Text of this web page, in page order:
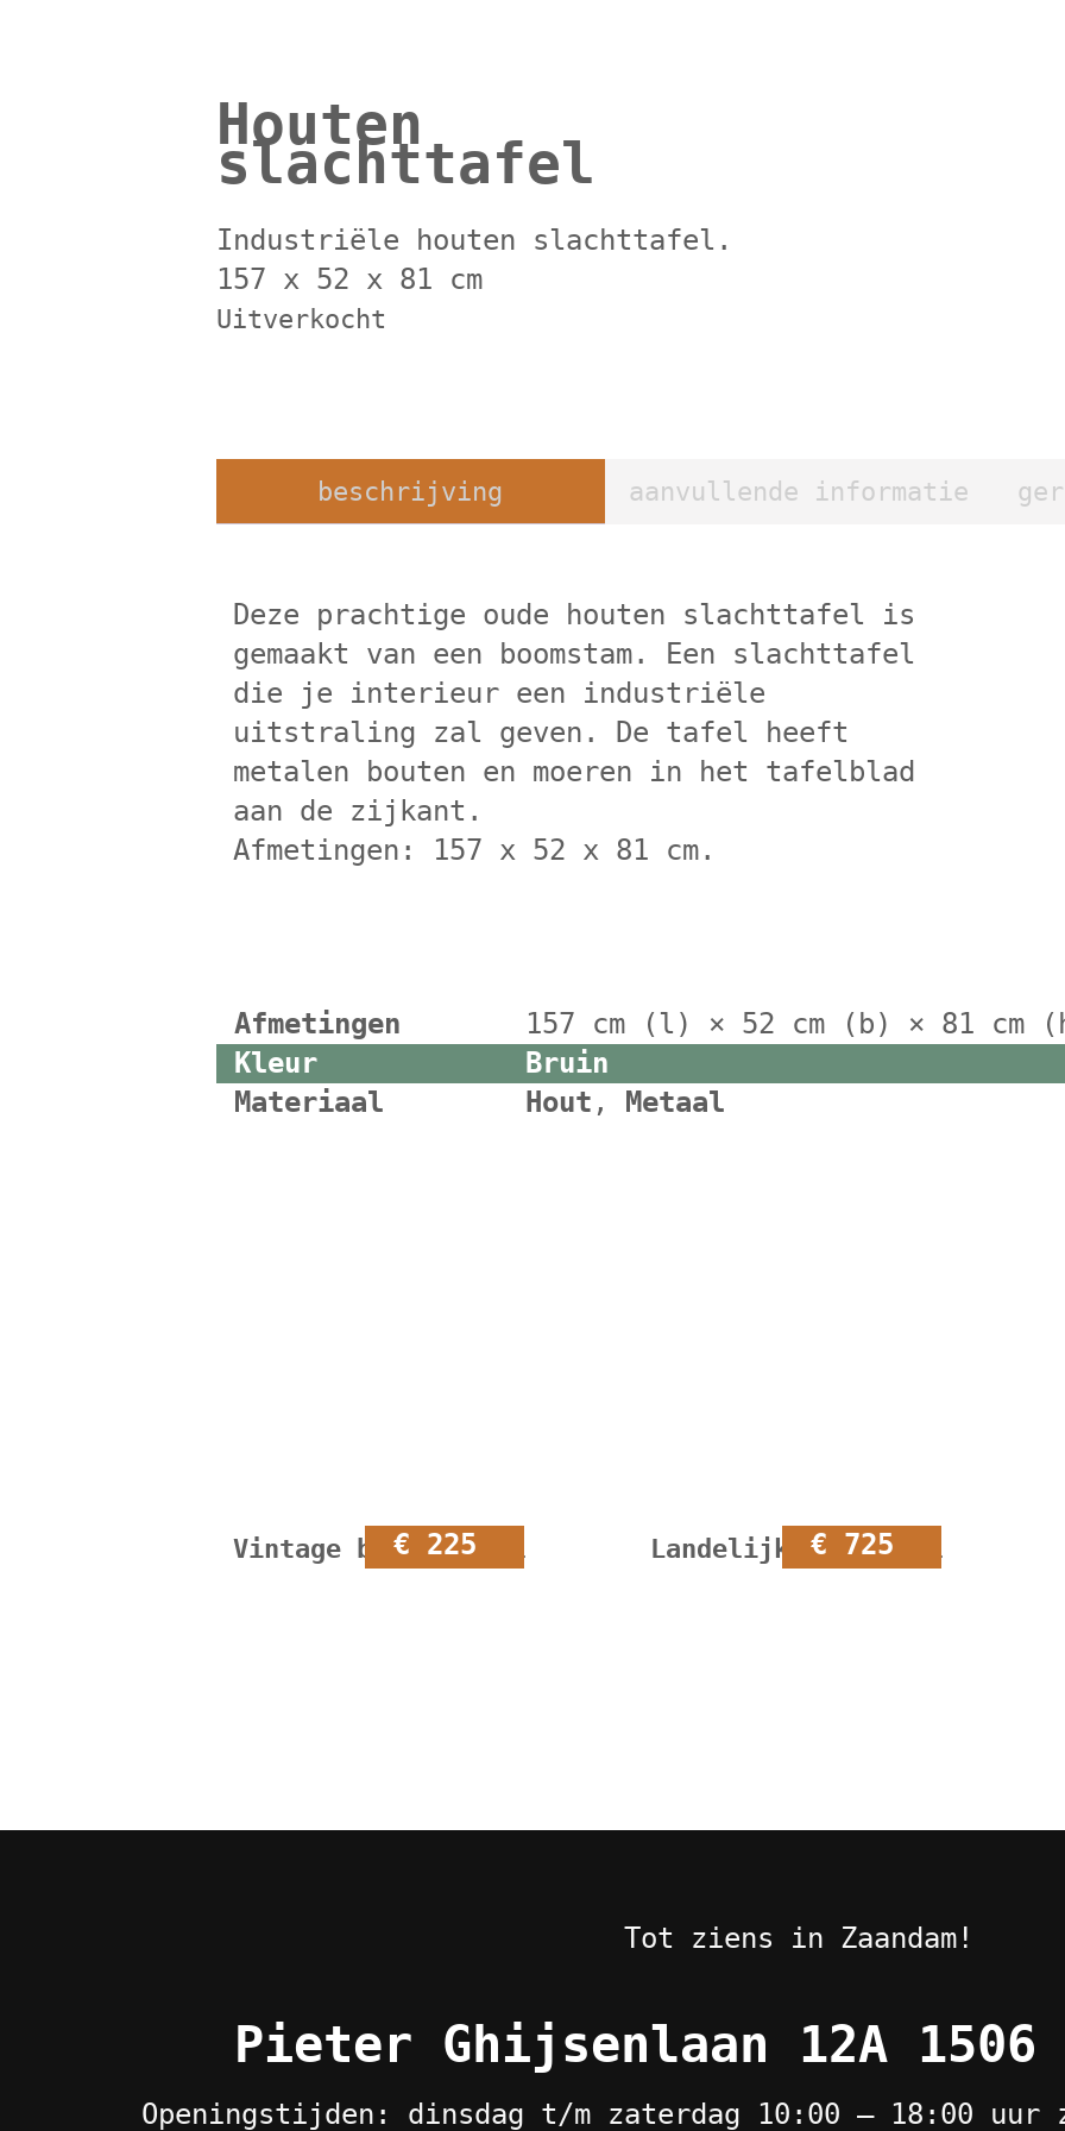
Houten
slachttafel
Industriële houten slachttafel.
157 x 52 x 81 cm
Uitverkocht
beschrijving aanvullende informatie
Deze prachtige oude houten slachttafel is
gemaakt van een boomstam. Een slachttafel
die je interieur een industriële
uitstraling zal geven. De tafel heeft
metalen bouten en moeren in het tafelblad
aan de zijkant.
Afmetingen: 157 x 52 x 81 cm.
Afmetingen
157 cm (l) × 52 cm (b) × 81 cm
Kleur
Bruin
Materiaal
Hout , Metaal
Vintage bijzettafel
€ 225 Landelijke eettafel
€ 725
Tot ziens in Zaandam!
Pieter Ghijsenlaan 12A 1506
Openingstijden: dinsdag t/m zaterdag 10:00 – 18:00 uur